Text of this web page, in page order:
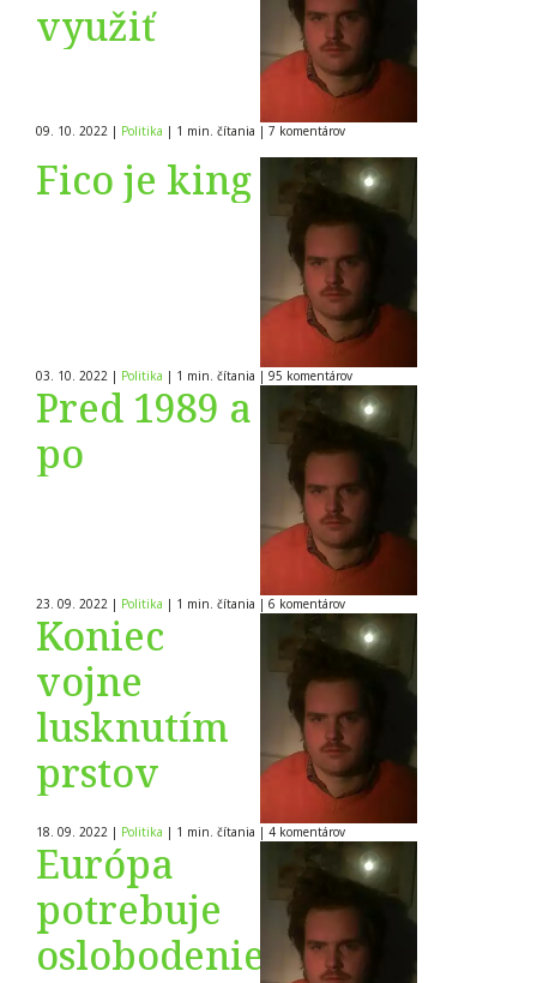
využiť
09. 10. 2022 | Politika | 1 min. čítania | 7 komentárov
Fico je king
03. 10. 2022 | Politika | 1 min. čítania | 95 komentárov
Pred 1989 a
po
23. 09. 2022 | Politika | 1 min. čítania | 6 komentárov
Koniec
vojne
lusknutím
prstov
18. 09. 2022 | Politika | 1 min. čítania | 4 komentárov
Európa
potrebuje
oslobodenie